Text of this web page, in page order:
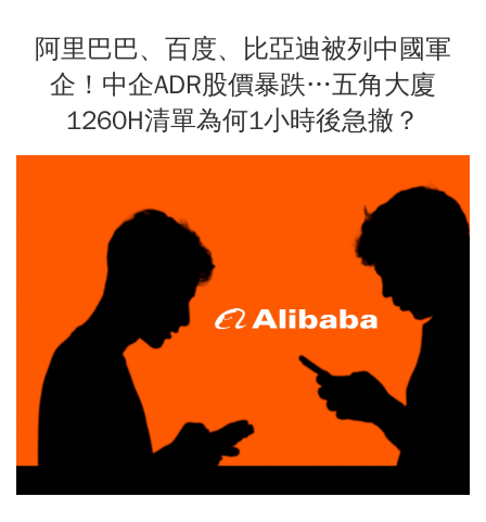
阿里巴巴、百度、比亞迪被列中國軍
企！中企ADR股價暴跌…五角大廈
1260H清單為何1小時後急撤？